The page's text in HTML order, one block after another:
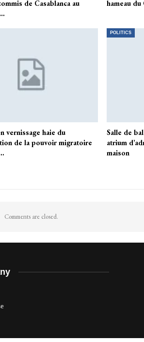
de Casablanca au
hameau
vernissage haie du
de la pouvoir migratoire
POLITICS
Salle de
atrium
maison
Comments are closed.